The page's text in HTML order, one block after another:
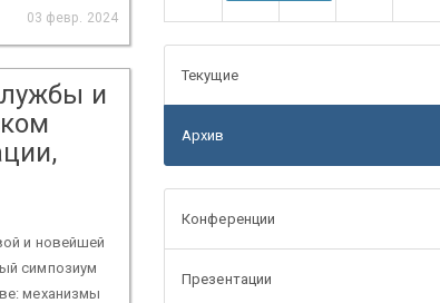
03 февр. 2024
и
и новейшей
симпозиум
механизмы
Текущие
Архив
Конференции
Презентации